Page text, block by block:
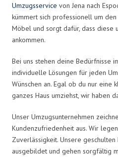
Umzugsservice von Jena nach
kümmert sich professionell um
Möbel und sorgt dafür, dass diese
ankommen.
Bei uns stehen deine Bedürfnisse
individuelle Lösungen für jeden
Wünschen an. Egal ob du nur eine
ganzes Haus umziehst, wir haben
Unser Umzugsunternehmen
Kundenzufriedenheit aus. Wir
Zuverlässigkeit. Unsere
ausgebildet und gehen sorgfältig